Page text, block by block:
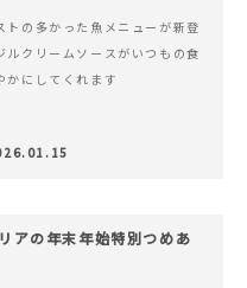
トの多かった魚メニューが新登
ルクリームソースがいつもの食
かにしてくれます
アの年末年始特別つめあ